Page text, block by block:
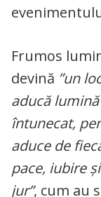
Frumos
devină ”un
aducă
întunecat,
aduce de
pace, iubire
jur”, cum au